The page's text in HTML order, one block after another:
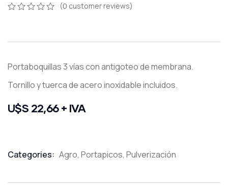
customer
(0 customer reviews)
Portaboquillas 3 vías con antigoteo de membrana.
Tornillo y tuerca de acero inoxidable incluidos.
U$S 22,66 + IVA
Categories: Agro, Portapicos, Pulverización